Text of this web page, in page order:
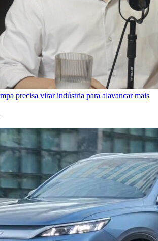
precisa virar indústria para alavancar mais